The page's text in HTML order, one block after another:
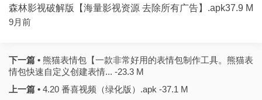
森林影视破解版【海量影视资源 去除所有广告】.apk37.9 M
9月前
下一篇 • 熊猫表情包【一款非常好用的表情包制作工具。熊猫表
情包快速自定义创建表情... -23.3 M
上一篇 • 4.20 番喜视频（绿化版）.apk -37.1 M